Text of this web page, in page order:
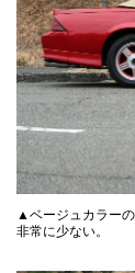
▲ベージュカラー
非常に少ない。